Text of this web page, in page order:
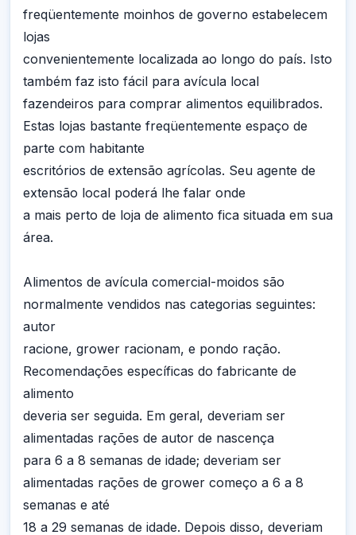
freqüentemente moinhos de governo estabelecem
lojas
convenientemente localizada ao longo do país. Isto
também faz isto fácil para avícula local
fazendeiros para comprar alimentos equilibrados.
Estas lojas bastante freqüentemente espaço de
parte com habitante
escritórios de extensão agrícolas. Seu agente de
extensão local poderá lhe falar onde
a mais perto de loja de alimento fica situada em sua
área.
Alimentos de avícula comercial-moidos são
normalmente vendidos nas categorias seguintes:
autor
racione, grower racionam, e pondo ração.
Recomendações específicas do fabricante de
alimento
deveria ser seguida. Em geral, deveriam ser
alimentadas rações de autor de nascença
para 6 a 8 semanas de idade; deveriam ser
alimentadas rações de grower começo a 6 a 8
semanas e até
18 a 29 semanas de idade. Depois disso, deveriam